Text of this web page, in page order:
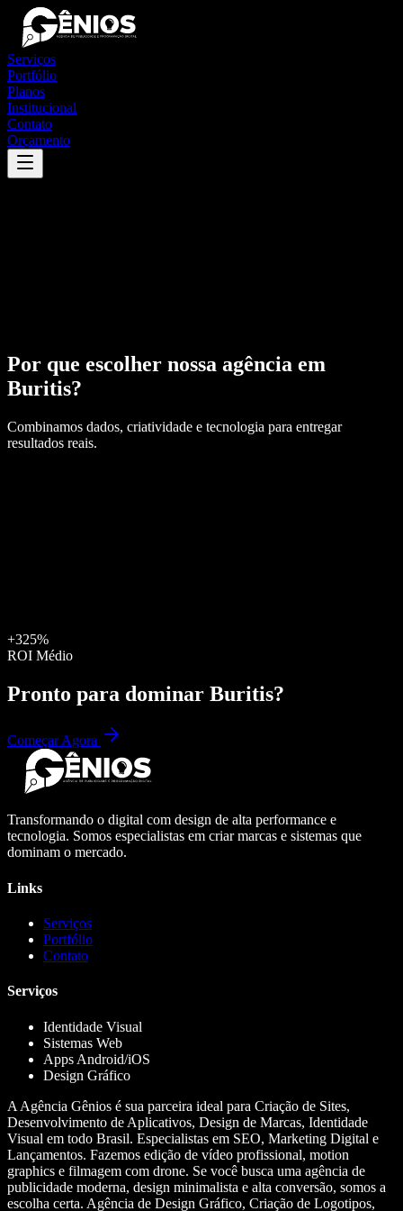
Serviços
Portfólio
Planos
Institucional
Contato
Orçamento
Por que escolher nossa agência em
Buritis?
Combinamos dados, criatividade e tecnologia para entregar
resultados reais.
+325%
ROI Médio
Pronto para dominar Buritis?
Começar Agora
Transformando o digital com design de alta performance e
tecnologia. Somos especialistas em criar marcas e sistemas que
dominam o mercado.
Links
Serviços
Portfólio
Contato
Serviços
Identidade Visual
Sistemas Web
Apps Android/iOS
Design Gráfico
A Agência Gênios é sua parceira ideal para Criação de Sites,
Desenvolvimento de Aplicativos, Design de Marcas, Identidade
Visual em todo Brasil. Especialistas em SEO, Marketing Digital e
Lançamentos. Fazemos edição de vídeo profissional, motion
graphics e filmagem com drone. Se você busca uma agência de
publicidade moderna, design minimalista e alta conversão, somos a
escolha certa. Agência de Design Gráfico, Criação de Logotipos,